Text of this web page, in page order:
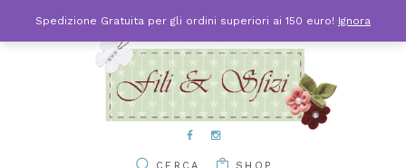
SHOP
Spedizione Gratuita per gli ordini superiori ai 150 euro! Ignora